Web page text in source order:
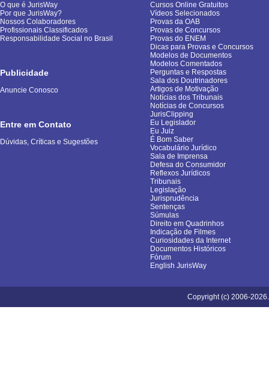
O que é JurisWay
Por que JurisWay?
Nossos Colaboradores
Profissionais Classificados
Responsabilidade Social no Brasil
Publicidade
Anuncie Conosco
Entre em Contato
Dúvidas, Críticas e Sugestões
Cursos Online Gratuitos
Vídeos Selecionados
Provas da OAB
Provas de Concursos
Provas do ENEM
Dicas para Provas e Concursos
Modelos de Documentos
Modelos Comentados
Perguntas e Respostas
Sala dos Doutrinadores
Artigos de Motivação
Notícias dos Tribunais
Notícias de Concursos
JurisClipping
Eu Legislador
Eu Juiz
É Bom Saber
Vocabulário Jurídico
Sala de Imprensa
Defesa do Consumidor
Reflexos Jurídicos
Tribunais
Legislação
Jurisprudência
Sentenças
Súmulas
Direito em Quadrinhos
Indicação de Filmes
Curiosidades da Internet
Documentos Históricos
Fórum
English JurisWay
Copyright (c) 2006-